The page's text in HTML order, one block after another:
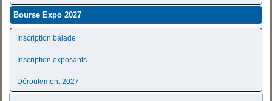
Bourse Expo 2027
Inscription balade
Inscription exposants
Déroulement 2027